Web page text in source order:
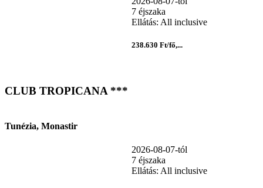
7 éjszaka
Ellátás: All inclusive
238.630 Ft/fő,...
CLUB TROPICANA ***
Tunézia, Monastir
2026-08-07-tól
7 éjszaka
Ellátás: All inclusive